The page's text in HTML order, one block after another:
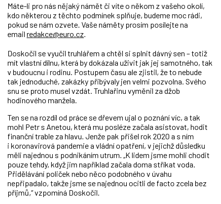
Máte-li pro nás nějaký námět či víte o někom z vašeho okolí,
kdo některou z těchto podmínek splňuje, budeme moc rádi,
pokud se nám ozvete. Vaše náměty prosím posílejte na
email redakce@euro.cz
Doskočil se vyučil truhlářem a chtěl si splnit dávný sen – totiž
mít vlastní dílnu, která by dokázala uživit jak jej samotného, tak
v budoucnu i rodinu. Postupem času ale zjistil, že to nebude
tak jednoduché, zakázky přibývaly jen velmi pozvolna. Svého
snu se proto musel vzdát. Truhlařinu vyměnil za džob
hodinového manžela.
Ten se na rozdíl od práce se dřevem ujal o poznání víc, a tak
mohl Petr s Anetou, která mu posléze začala asistovat, hodit
finanční trable za hlavu. Jenže pak přišel rok 2020 a s ním
i koronavirová pandemie a vládní opatření, v jejichž důsledku
měli najednou s podnikáním utrum. „K lidem jsme mohli chodit
pouze tehdy, když jim například začala doma stříkat voda.
Přidělávání poliček nebo něco podobného v úvahu
nepřipadalo, takže jsme se najednou ocitli de facto zcela bez
příjmů,“ vzpomíná Doskočil.